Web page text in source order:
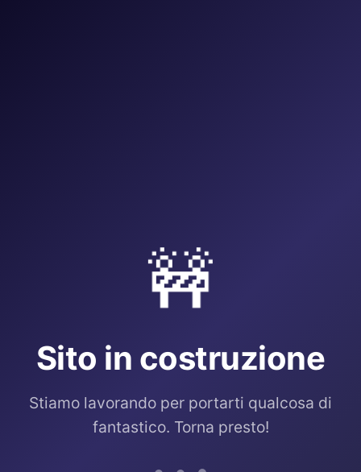
🚧
Sito in costruzione
Stiamo lavorando per portarti qualcosa di
fantastico. Torna presto!